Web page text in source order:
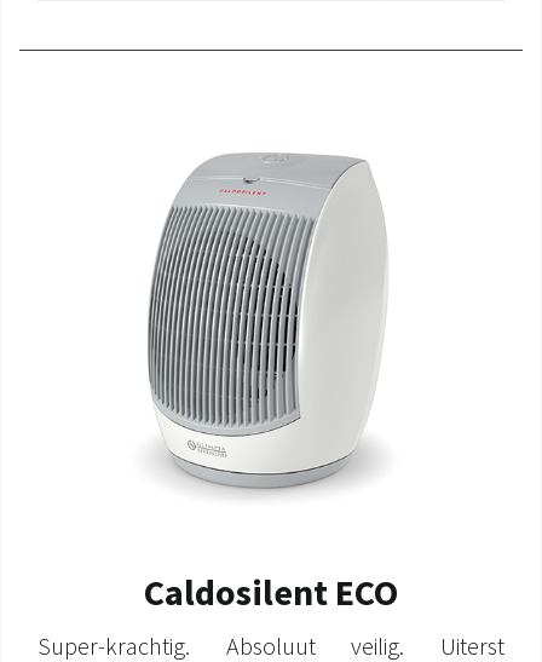
Caldosilent ECO
Super-krachtig. Absoluut veilig. Uiterst